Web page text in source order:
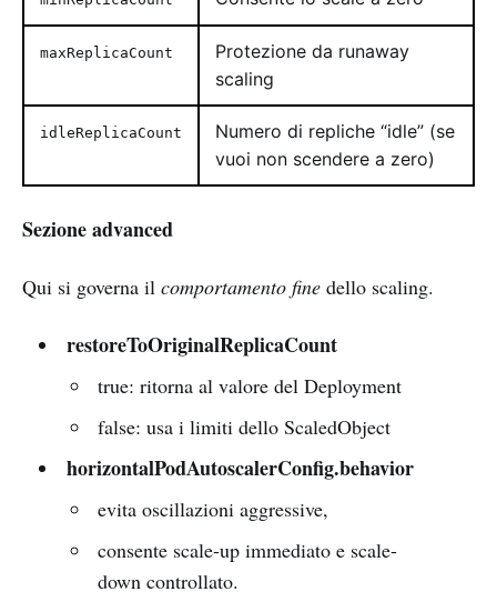
maxReplicaCount
Protezione da runaway
scaling
idleReplicaCount
Numero di repliche “idle” (se
vuoi non scendere a zero)
Sezione advanced
Qui si governa il comportamento fine dello scaling.
restoreToOriginalReplicaCount
true: ritorna al valore del Deployment
false: usa i limiti dello ScaledObject
horizontalPodAutoscalerConfig.behavior
evita oscillazioni aggressive,
consente scale-up immediato e scale-
down controllato.